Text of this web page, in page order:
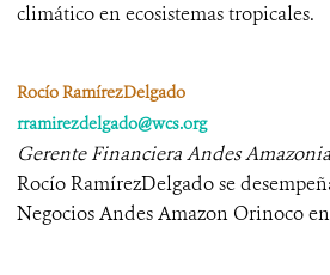
climático en ecosistemas tropicales.
Rocío RamírezDelgado
rramirezdelgado@wcs.org
Gerente Financiera Andes
Rocío RamírezDelgado se
Negocios Andes Amazon Orinoco